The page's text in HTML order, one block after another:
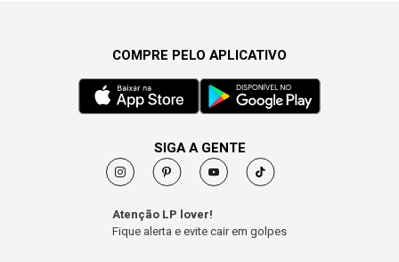
COMPRE PELO APLICATIVO
SIGA A GENTE
Atenção LP lover!
Fique alerta e evite cair em golpes